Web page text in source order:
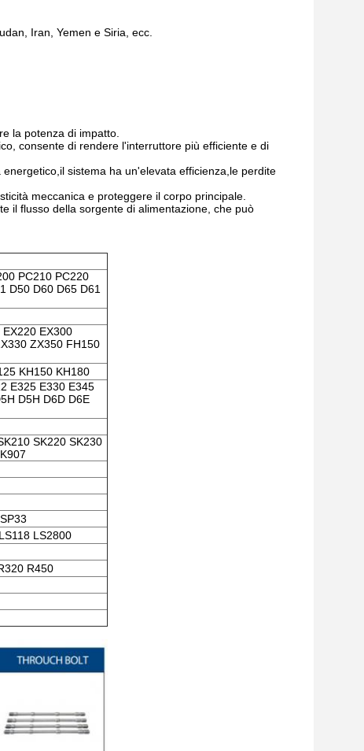
Iran, Yemen e Siria, ecc.
la potenza di impatto.
consente di rendere l'interruttore più efficiente e di
sistema ha un'elevata efficienza,le perdite
meccanica e proteggere il corpo principale.
il flusso della sorgente di alimentazione, che può
PC210 PC220
D50 D60 D65 D61
EX300
ZX350 FH150
KH150 KH180
E325 E330 E345
D5H D6D D6E
SK220 SK230
LS2800
R450